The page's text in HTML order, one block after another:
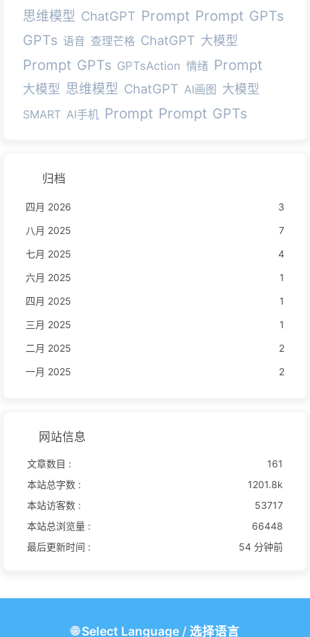
思维模型 ChatGPT Prompt Prompt GPTs
GPTs 语音 查理芒格 ChatGPT 大模型
Prompt GPTs GPTsAction 情绪 Prompt
大模型 思维模型 ChatGPT AI画图 大模型
SMART AI手机 Prompt Prompt GPTs
归档
四月 2026
3
八月 2025
7
七月 2025
4
六月 2025
1
四月 2025
1
三月 2025
1
二月 2025
2
一月 2025
2
网站信息
文章数目 :
161
本站总字数 :
1201.8k
本站访客数 :
53717
本站总浏览量 :
66448
最后更新时间 :
54 分钟前
🌐Select Language/ 选择语言